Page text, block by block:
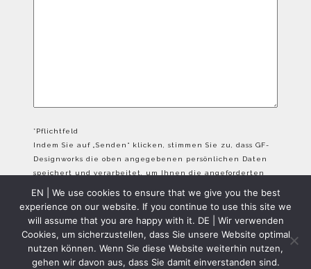
*Pflichtfeld
Indem Sie auf „Senden“ klicken, stimmen Sie zu, dass GF-
Designworks die oben angegebenen persönlichen Daten
speichert und verarbeitet, um Ihnen die angeforderten
Inhalte bereitzustellen.
EN | We use cookies to ensure that we give you the best
experience on our website. If you continue to use this site we
will assume that you are happy with it. DE | Wir verwenden
Cookies, um sicherzustellen, dass Sie unsere Website optimal
nutzen können. Wenn Sie diese Website weiterhin nutzen,
gehen wir davon aus, dass Sie damit einverstanden sind.